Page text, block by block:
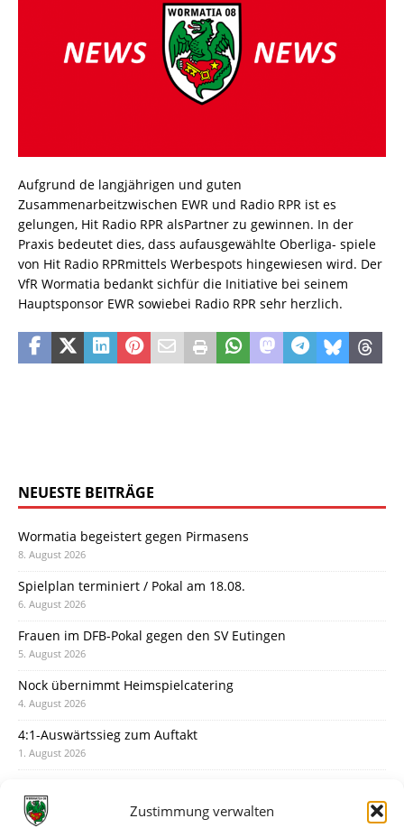
Zustimmung verwalten
Aufgrund de langjährigen und guten
Zusammenarbeitzwischen EWR und Radio RPR ist es
gelungen, Hit Radio RPR alsPartner zu gewinnen. In der
Praxis bedeutet dies, dass aufausgewählte Oberliga- spiele
von Hit Radio RPRmittels Werbespots hingewiesen wird. Der
VfR Wormatia bedankt sichfür die Initiative bei seinem
Hauptsponsor EWR sowiebei Radio RPR sehr herzlich.
NEUESTE BEITRÄGE
Wormatia begeistert gegen Pirmasens
8. August 2026
Spielplan terminiert / Pokal am 18.08.
6. August 2026
Frauen im DFB-Pokal gegen den SV Eutingen
5. August 2026
Nock übernimmt Heimspielcatering
4. August 2026
4:1-Auswärtssieg zum Auftakt
1. August 2026
31. Juli 2026